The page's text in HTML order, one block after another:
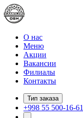
О нас
Меню
Акции
Вакансии
Филиалы
Контакты
Тип заказа
+998 55 500-16-61